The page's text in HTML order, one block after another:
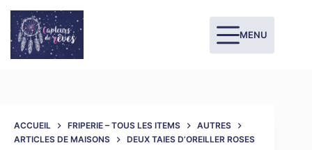
MENU
ACCUEIL FRIPERIE – TOUS LES ITEMS
AUTRES
ARTICLES DE MAISONS
DEUX TAIES D’OREILLER ROSES